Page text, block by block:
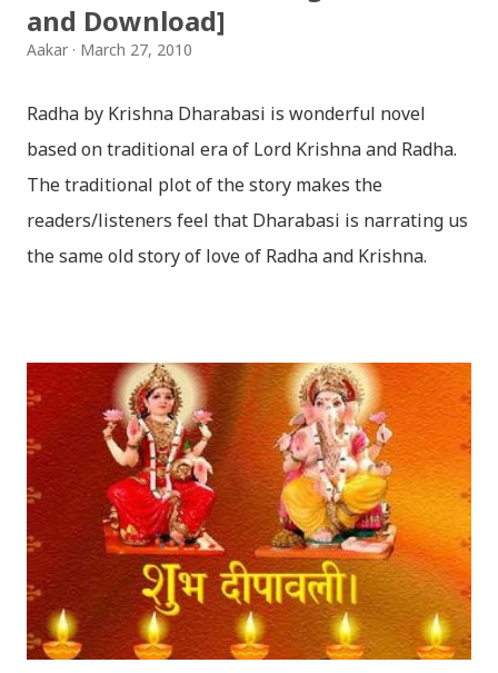
and Download]
Aakar March 27, 2010
Radha by Krishna Dharabasi is wonderful novel
based on traditional era of Lord Krishna and Radha.
The traditional plot of the story makes the
readers/listeners feel that Dharabasi is narrating us
the same old story of love of Radha and Krishna.
it speaks of so many hidden things that we will be
amazed while ending it up. Radha and Krishna are
the eternal lovers. Lord Krishna and Radha are
together since childhood. But in teenage they are
separated (as in the traditional story) and Lord
Krishna has to go away leaving Vindraban for
fulfilling the task for which he has taken birth.This
brings tragedy to Radha and all the people in
Vindraban. Radha waits for Krishna to arrive but he